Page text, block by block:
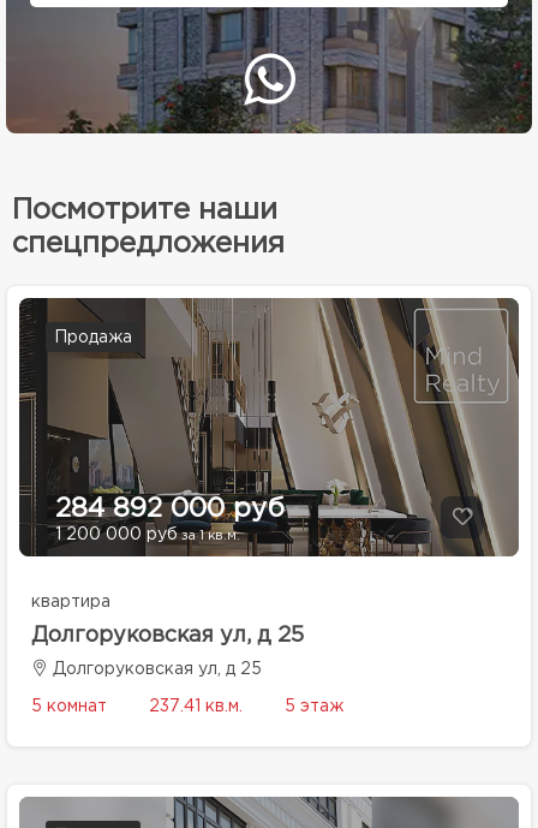
Посмотрите наши
спецпредложения
Продажа
284 892 000 руб
1 200 000 рубза 1 кв.м.
квартира
Долгоруковская ул, д 25
Долгоруковская ул, д 25
5 комнат 237.41 кв.м. 5 этаж